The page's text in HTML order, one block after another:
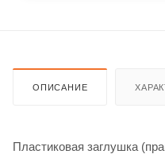
ОПИСАНИЕ
Пластиковая заглушка